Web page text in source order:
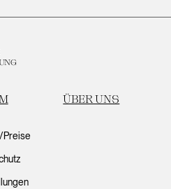
ÜBER UNS
Preise